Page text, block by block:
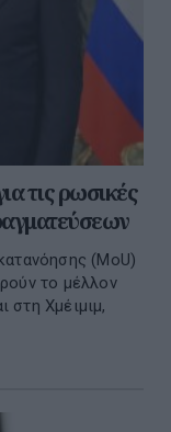
τις ρωσικές
(MoU)
το μέλλον
Χμέιμιμ,